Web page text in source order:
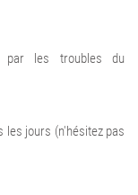
par les troubles du
les jours (n'hésitez pas